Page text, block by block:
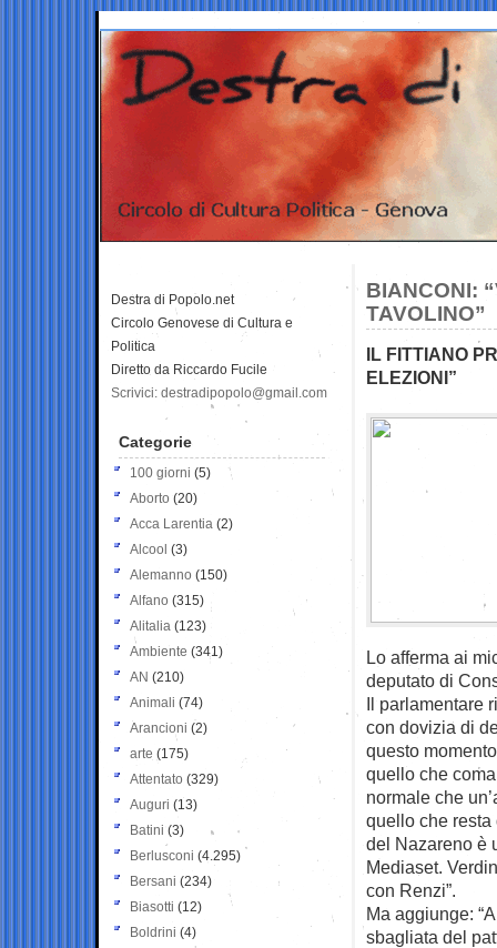
BIANCONI:
TAVOLINO”
IL FITTIANO
ELEZIONI”
Lo afferma ai
deputato di
Il parlamentare
con dovizia di
questo
quello che
normale che
quello che resta
del Nazareno è
Mediaset.
con Renzi”.
Ma aggiunge:
sbagliata del
Destra di Popolo.net
Circolo Genovese di Cultura e
Politica
Diretto da Riccardo Fucile
Scrivici: destradipopolo@gmail.com
Categorie
100 giorni (5)
Aborto (20)
Acca Larentia (2)
Alcool (3)
Alemanno (150)
Alfano (315)
Alitalia (123)
Ambiente (341)
AN (210)
Animali (74)
Arancioni (2)
arte (175)
Attentato (329)
Auguri (13)
Batini (3)
Berlusconi (4.295)
Bersani (234)
Biasotti (12)
Boldrini (4)